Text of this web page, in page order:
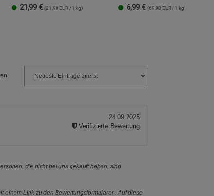
21,99 € (21,99 EUR / 1 kg) 6,99 € (69,90 EUR / 1 kg)
24.09.2025
Verifizierte Bewertung
die nicht bei uns gekauft haben, sind
einem Link zu den Bewertungsformularen. Auf diese